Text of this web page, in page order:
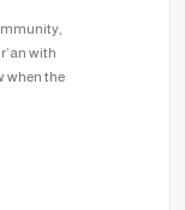
with
when the